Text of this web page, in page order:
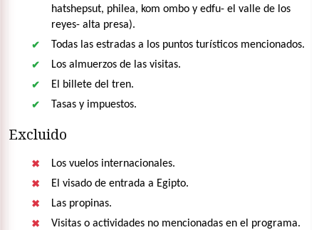
hatshepsut, philea, kom ombo y edfu- el valle de los
reyes- alta presa).
Todas las estradas a los puntos turísticos mencionados.
Los almuerzos de las visitas.
El billete del tren.
Tasas y impuestos.
Excluido
Los vuelos internacionales.
El visado de entrada a Egipto.
Las propinas.
Visitas o actividades no mencionadas en el programa.